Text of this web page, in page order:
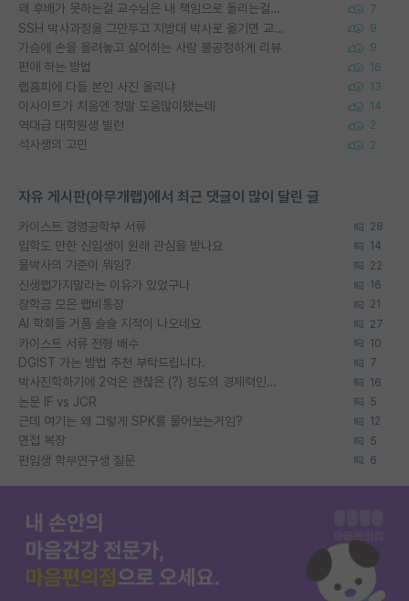
왜 후배가 못하는걸 교수님은 내 책임으로 돌리는걸까요? 7
SSH 박사과정을 그만두고 지방대 박사로 옮기면 교수의 꿈은 끝일까요? 9
가슴에 손을 올려놓고 싫어하는 사람 불공정하게 리뷰 9
편애 하는 방법 16
랩홈피에 다들 본인 사진 올리냐 13
이사이트가 처음엔 정말 도움많이됐는데 14
역대급 대학원생 빌런 2
석사생의 고민 2
자유 게시판(아무개랩)에서 최근 댓글이 많이 달린 글
카이스트 경영공학부 서류 28
입학도 안한 신입생이 원래 관심을 받나요 14
물박사의 기준이 뭐임? 22
신생랩가지말라는 이유가 있었구나 16
장학금 모은 랩비통장 21
AI 학회들 거품 슬슬 지적이 나오네요 27
카이스트 서류 전형 배수 10
DGIST 가는 방법 추천 부탁드립니다. 7
박사진학하기에 2억은 괜찮은 (?) 정도의 경제력인가요 16
논문 IF vs JCR 5
근데 여기는 왜 그렇게 SPK를 물어보는거임? 12
면접 복장 5
편입생 학부연구생 질문 6